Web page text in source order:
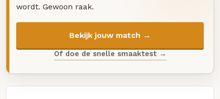
wordt. Gewoon raak.
Bekijk jouw match →
Of doe de snelle smaaktest →